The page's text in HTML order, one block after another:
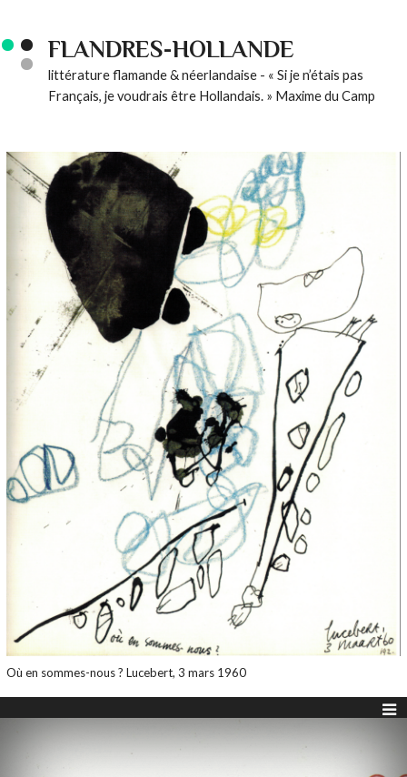
FLANDRES-HOLLANDE
littérature flamande & néerlandaise - « Si je n’étais pas
Français, je voudrais être Hollandais. » Maxime du Camp
Où en sommes-nous ? Lucebert, 3 mars 1960